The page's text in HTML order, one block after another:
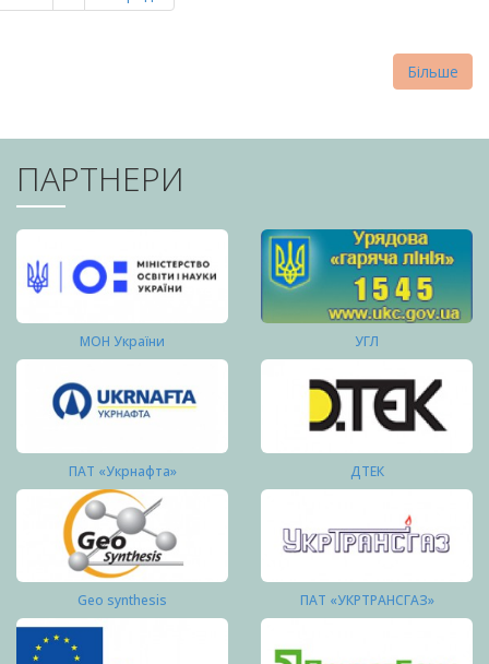
сторінкасторінка
Більше
ПАРТНЕРИ
МОН України УГЛ
ПАТ «Укрнафта» ДТЕК
Geo synthesis ПАТ «УКРТРАНСГАЗ»